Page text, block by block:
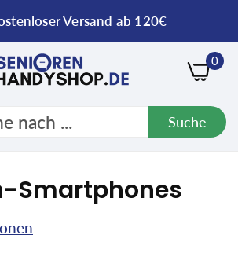
Versand ab 120€
Suche
0
Smartphones